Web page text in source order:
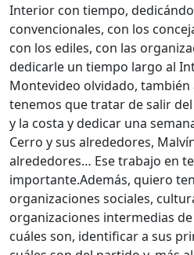
Interior con tiempo,
convencionales, con los
con los ediles, con las
dedicarle un tiempo largo al
Montevideo olvidado, también
tenemos que tratar de salir
y la costa y dedicar una
Cerro y sus alrededores,
alrededores… Ese trabajo en
importante.Además, quiero
organizaciones sociales,
organizaciones intermedias
cuáles son, identificar a sus